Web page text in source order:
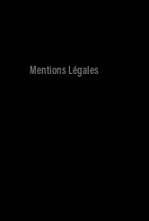
Mentions Légales